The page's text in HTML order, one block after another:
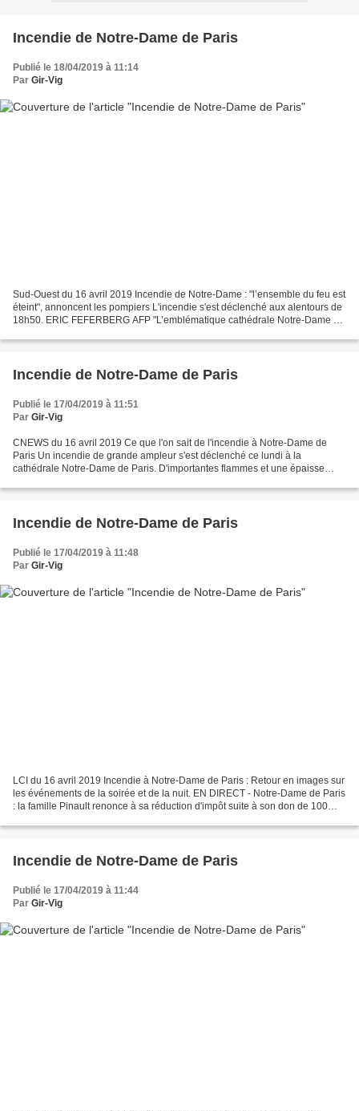
Incendie de Notre-Dame de Paris
Publié le 18/04/2019 à 11:14
Par Gir-Vig
Sud-Ouest du 16 avril 2019 Incendie de Notre-Dame : "l’ensemble du feu est
éteint", annoncent les pompiers L'incendie s'est déclenché aux alentours de
18h50. ERIC FEFERBERG AFP "L’emblématique cathédrale Notre-Dame de
Incendie de Notre-Dame de Paris
Publié le 17/04/2019 à 11:51
Par Gir-Vig
CNEWS du 16 avril 2019 Ce que l'on sait de l'incendie à Notre-Dame de
Paris Un incendie de grande ampleur s'est déclenché ce lundi à la
cathédrale Notre-Dame de Paris. D'importantes flammes et une épaisse
Incendie de Notre-Dame de Paris
Publié le 17/04/2019 à 11:48
Par Gir-Vig
LCI du 16 avril 2019 Incendie à Notre-Dame de Paris : Retour en images sur
les événements de la soirée et de la nuit. EN DIRECT - Notre-Dame de Paris
: la famille Pinault renonce à sa réduction d'impôt suite à son don de 100
Incendie de Notre-Dame de Paris
Publié le 17/04/2019 à 11:44
Par Gir-Vig